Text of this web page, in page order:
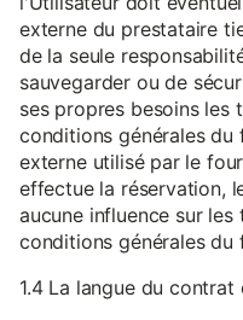
externe du prestataire
de la seule
sauvegarder ou de
ses propres besoins les
conditions générales
externe utilisé par le
effectue la réservation,
aucune influence sur les
conditions générales du
1.4 La langue du contrat